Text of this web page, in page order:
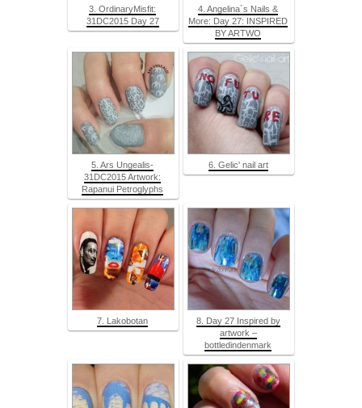
3. OrdinaryMisfit:
31DC2015 Day 27
4. Angelina´s Nails &
More: Day 27: INSPIRED
BY ARTWO
5. Ars Ungealis-
31DC2015 Artwork:
Rapanui Petroglyphs
6. Gelic' nail art
7. Lakobotan
8. Day 27 Inspired by
artwork –
bottledindenmark